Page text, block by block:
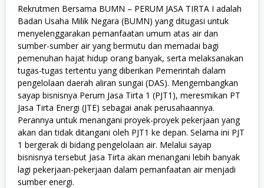
Rekrutmen Bersama BUMN – PERUM JASA TIRTA I adalah
Badan Usaha Milik Negara (BUMN) yang ditugasi untuk
menyelenggarakan pemanfaatan umum atas air dan
sumber-sumber air yang bermutu dan memadai bagi
pemenuhan hajat hidup orang banyak, serta melaksanakan
tugas-tugas tertentu yang diberikan Pemerintah dalam
pengelolaan daerah aliran sungai (DAS). Mengembangkan
sayap bisnisnya Perum Jasa Tirta 1 (PJT1), meresmikan PT
Jasa Tirta Energi (JTE) sebagai anak perusahaannya.
Perannya untuk menangani proyek-proyek pekerjaan yang
akan dan tidak ditangani oleh PJT1 ke depan. Selama ini PJT
1 bergerak di bidang pengelolaan air. Melalui sayap
bisnisnya tersebut Jasa Tirta akan menangani lebih banyak
lagi pekerjaan-pekerjaan dalam pemanfaatan air menjadi
sumber energi.